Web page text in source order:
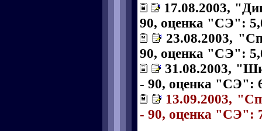
17.08.2003,
90, оценка "СЭ":
23.08.2003,
90, оценка "СЭ":
31.08.2003,
- 90, оценка "СЭ":
13.09.2003,
- 90, оценка "СЭ":